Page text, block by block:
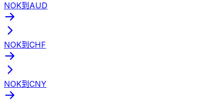
NOK到AUD
NOK到CHF
NOK到CNY